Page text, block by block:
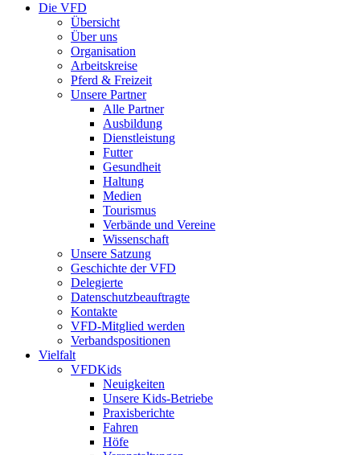
Die VFD
Übersicht
Über uns
Organisation
Arbeitskreise
Pferd & Freizeit
Unsere Partner
Alle Partner
Ausbildung
Dienstleistung
Futter
Gesundheit
Haltung
Medien
Tourismus
Verbände und Vereine
Wissenschaft
Unsere Satzung
Geschichte der VFD
Delegierte
Datenschutzbeauftragte
Kontakte
VFD-Mitglied werden
Verbandspositionen
Vielfalt
VFDKids
Neuigkeiten
Unsere Kids-Betriebe
Praxisberichte
Fahren
Höfe